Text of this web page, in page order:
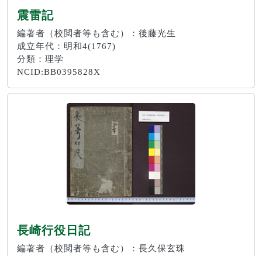
震雷記
編著者（校閲者等も含む）：後藤光生
成立年代：明和4(1767)
分類：理学
NCID:BB0395828X
長崎行役日記
編著者（校閲者等も含む）：長久保玄珠